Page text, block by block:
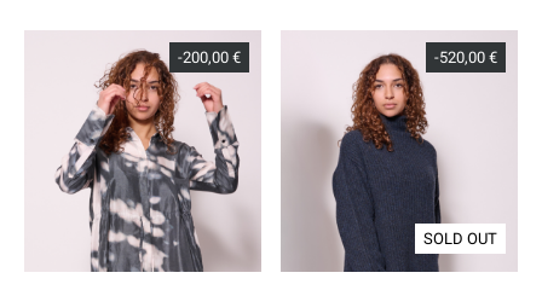
-200,00 € -520,00 €
SOLD OUT